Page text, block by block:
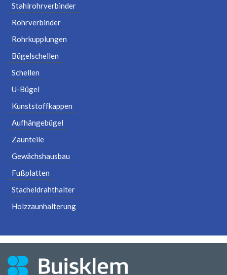
Stahlrohrverbinder
Rohrverbinder
Rohrkupplungen
Bügelschellen
Schellen
U-Bügel
Kunststoffkappen
Aufhängebügel
Zaunteile
Gewächshausbau
Fußplatten
Stacheldrahthalter
Holzzaunhalterung